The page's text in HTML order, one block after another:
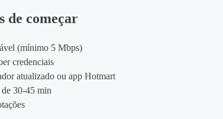
de começar
(mínimo 5 Mbps)
credenciais
atualizado ou app Hotmart
30‑45 min